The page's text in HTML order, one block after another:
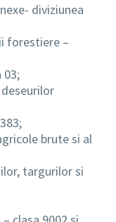
diviziunea
forestiere –
03;
brute si al
targurilor si